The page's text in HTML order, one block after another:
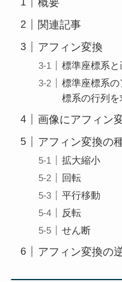
関連記事
アフィン変換
標準座標系
標準座標系
標系の行列
画像にアフィン
アフィン変換の
拡大縮小
回転
平行移動
反転
せん断
アフィン変換の